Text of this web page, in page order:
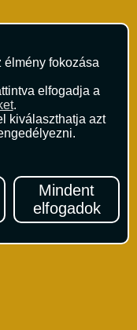
fokozása
elfogadja a
.
kiválaszthatja azt
Mindent
elfogadok